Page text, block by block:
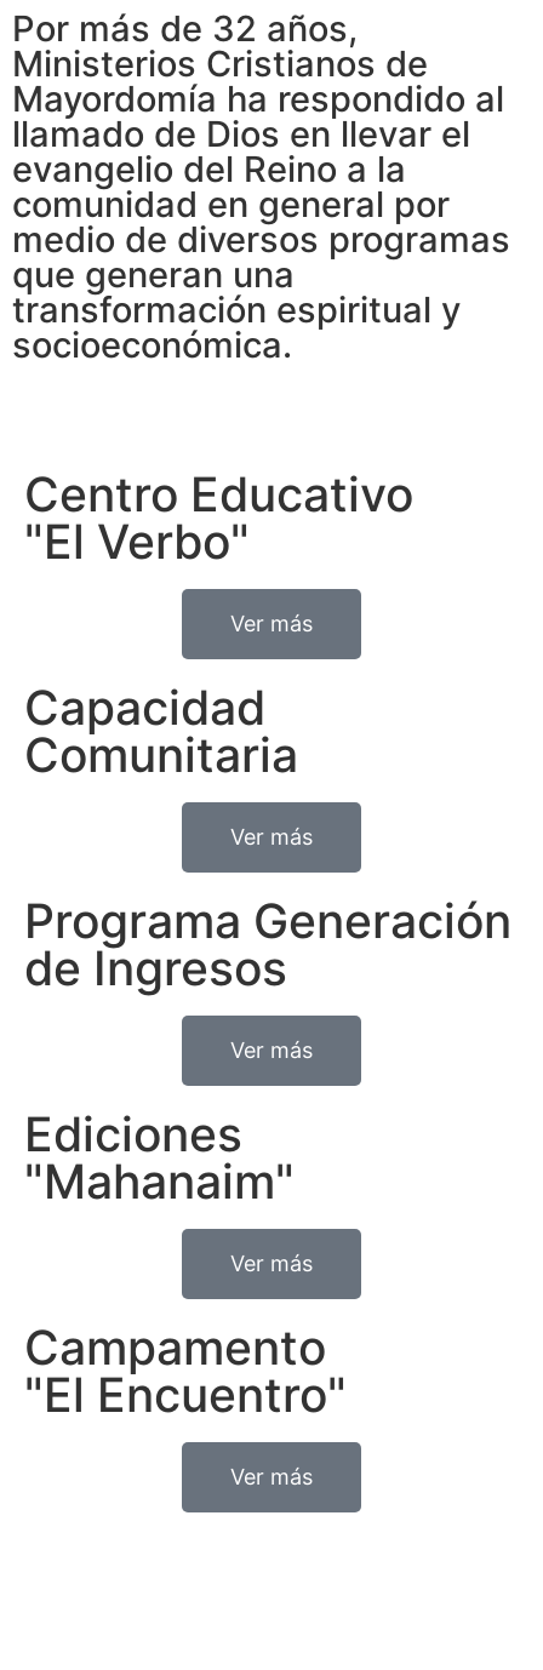
Por más de 32 años,
Ministerios Cristianos de
Mayordomía ha respondido al
llamado de Dios en llevar el
evangelio del Reino a la
comunidad en general por
medio de diversos programas
que generan una
transformación espiritual y
socioeconómica.
Centro Educativo
"El Verbo"
Ver más
Capacidad
Comunitaria
Ver más
Programa Generación
de Ingresos
Ver más
Ediciones
"Mahanaim"
Ver más
Campamento
"El Encuentro"
Ver más